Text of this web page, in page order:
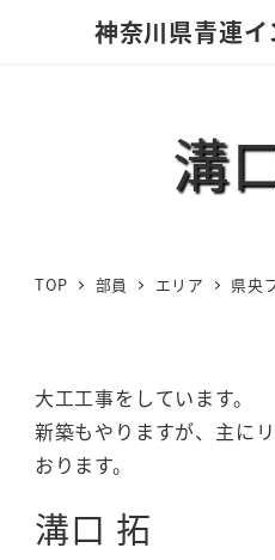
神奈川県青連
溝
TOP 部員 エリア 県央
大工工事をしています。
新築もやりますが、主に
おります。
溝口 拓